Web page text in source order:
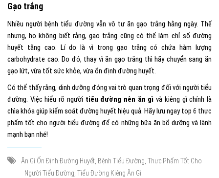
Gạo trắng
Nhiều người bệnh tiểu đường vẫn vô tư ăn gạo trắng hằng ngày. Thế
nhưng, họ không biết rằng, gạo trắng cũng có thể làm chỉ số đường
huyết tăng cao. Lí do là vì trong gạo trắng có chứa hàm lượng
carbohydrate cao. Do đó, thay vì ăn gạo trắng thì hãy chuyển sang ăn
gạo lứt, vừa tốt sức khỏe, vừa ổn định đường huyết.
Có thể thấy rằng, dinh dưỡng đóng vai trò quan trọng đối với người tiểu
đường. Việc hiểu rõ người tiểu đường nên ăn gì và kiêng gì chính là
chìa khóa giúp kiểm soát đường huyết hiệu quả. Hãy lưu ngay top 6 thực
phẩm tốt cho người tiểu đường để có những bữa ăn bổ dưỡng và lành
mạnh bạn nhé!
Ăn Gì Ổn Định Đường Huyết, Bệnh Tiểu Đường, Thực Phẩm Tốt Cho
Người Tiểu Đường, Tiểu Đường Kiêng Ăn Gì